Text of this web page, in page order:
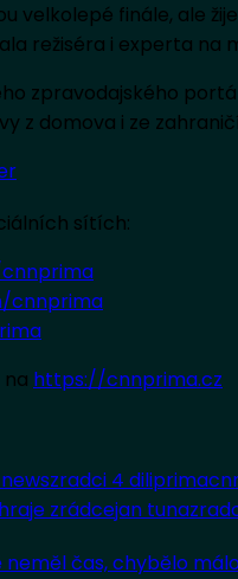
velkolepé finále, ale
režiséra i experta na
zpravodajského
z domova i ze
sítích:
cnnprima
na https://cnnprima.cz
zradci 4 diliprima
zrádcejan tuna